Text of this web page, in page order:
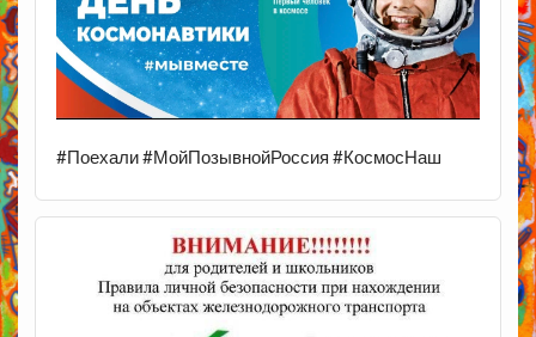
#Поехали #МойПозывнойРоссия #КосмосНаш